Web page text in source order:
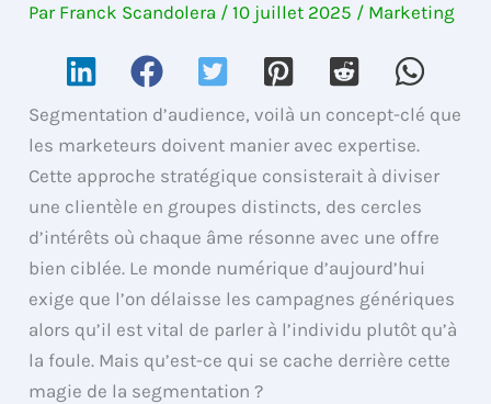
Par Franck Scandolera /10 juillet 2025 / Marketing
Segmentation d’audience, voilà un concept-clé que
les marketeurs doivent manier avec expertise.
Cette approche stratégique consisterait à diviser
une clientèle en groupes distincts, des cercles
d’intérêts où chaque âme résonne avec une offre
bien ciblée. Le monde numérique d’aujourd’hui
exige que l’on délaisse les campagnes génériques
alors qu’il est vital de parler à l’individu plutôt qu’à
la foule. Mais qu’est-ce qui se cache derrière cette
magie de la segmentation ?